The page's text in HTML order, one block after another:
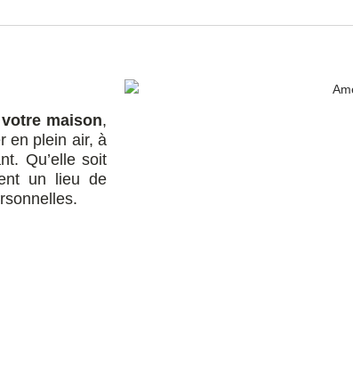
maison,
en plein air, à
Qu’elle soit
un lieu de